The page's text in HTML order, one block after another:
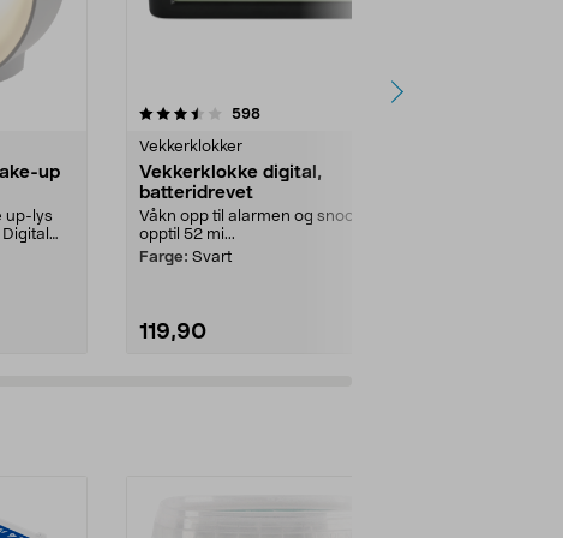
up
up-lys
598anmeldelser
Vekkerklokker
Vekkerklokke digital,
batteridrevet
Våkn opp til alarmen og snooze i
opptil 52 mi...
Farge: Svart
119,90
4.5 av 5 stjerner